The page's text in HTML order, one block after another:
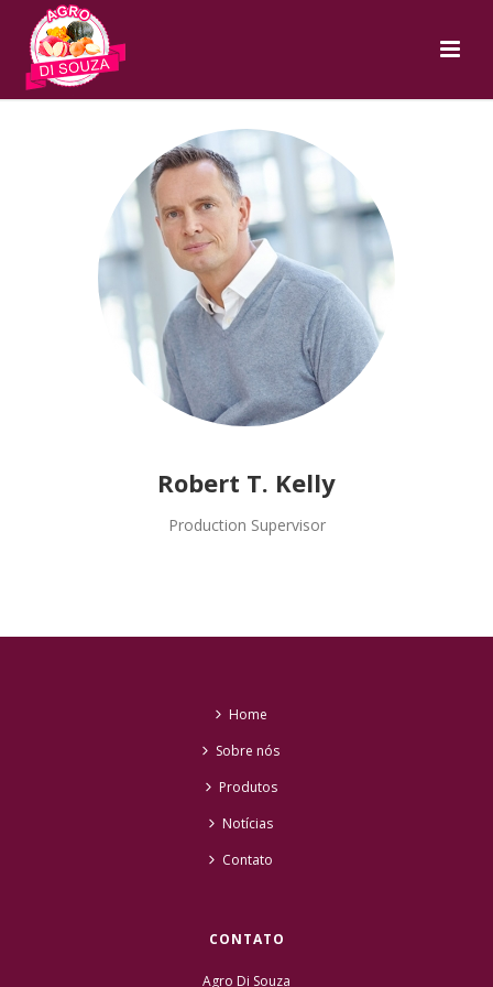
Robert T. Kelly
Production Supervisor
Home
Sobre nós
Produtos
Notícias
Contato
CONTATO
Agro Di Souza